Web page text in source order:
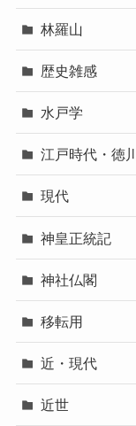
林羅山
歴史雑感
水戸学
江戸時代・徳川
現代
神皇正統記
神社仏閣
移転用
近・現代
近世